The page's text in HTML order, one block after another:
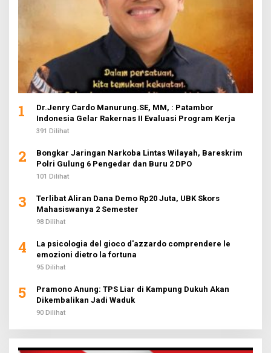
1
Dr.Jenry Cardo Manurung.SE, MM, : Patambor
Indonesia Gelar Rakernas II Evaluasi Program Kerja
391 Dilihat
2
Bongkar Jaringan Narkoba Lintas Wilayah, Bareskrim
Polri Gulung 6 Pengedar dan Buru 2 DPO
101 Dilihat
3
Terlibat Aliran Dana Demo Rp20 Juta, UBK Skors
Mahasiswanya 2 Semester
98 Dilihat
4
La psicologia del gioco d'azzardo comprendere le
emozioni dietro la fortuna
95 Dilihat
5
Pramono Anung: TPS Liar di Kampung Dukuh Akan
Dikembalikan Jadi Waduk
90 Dilihat